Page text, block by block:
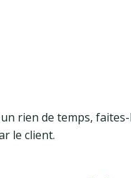
rien de temps,
le client.